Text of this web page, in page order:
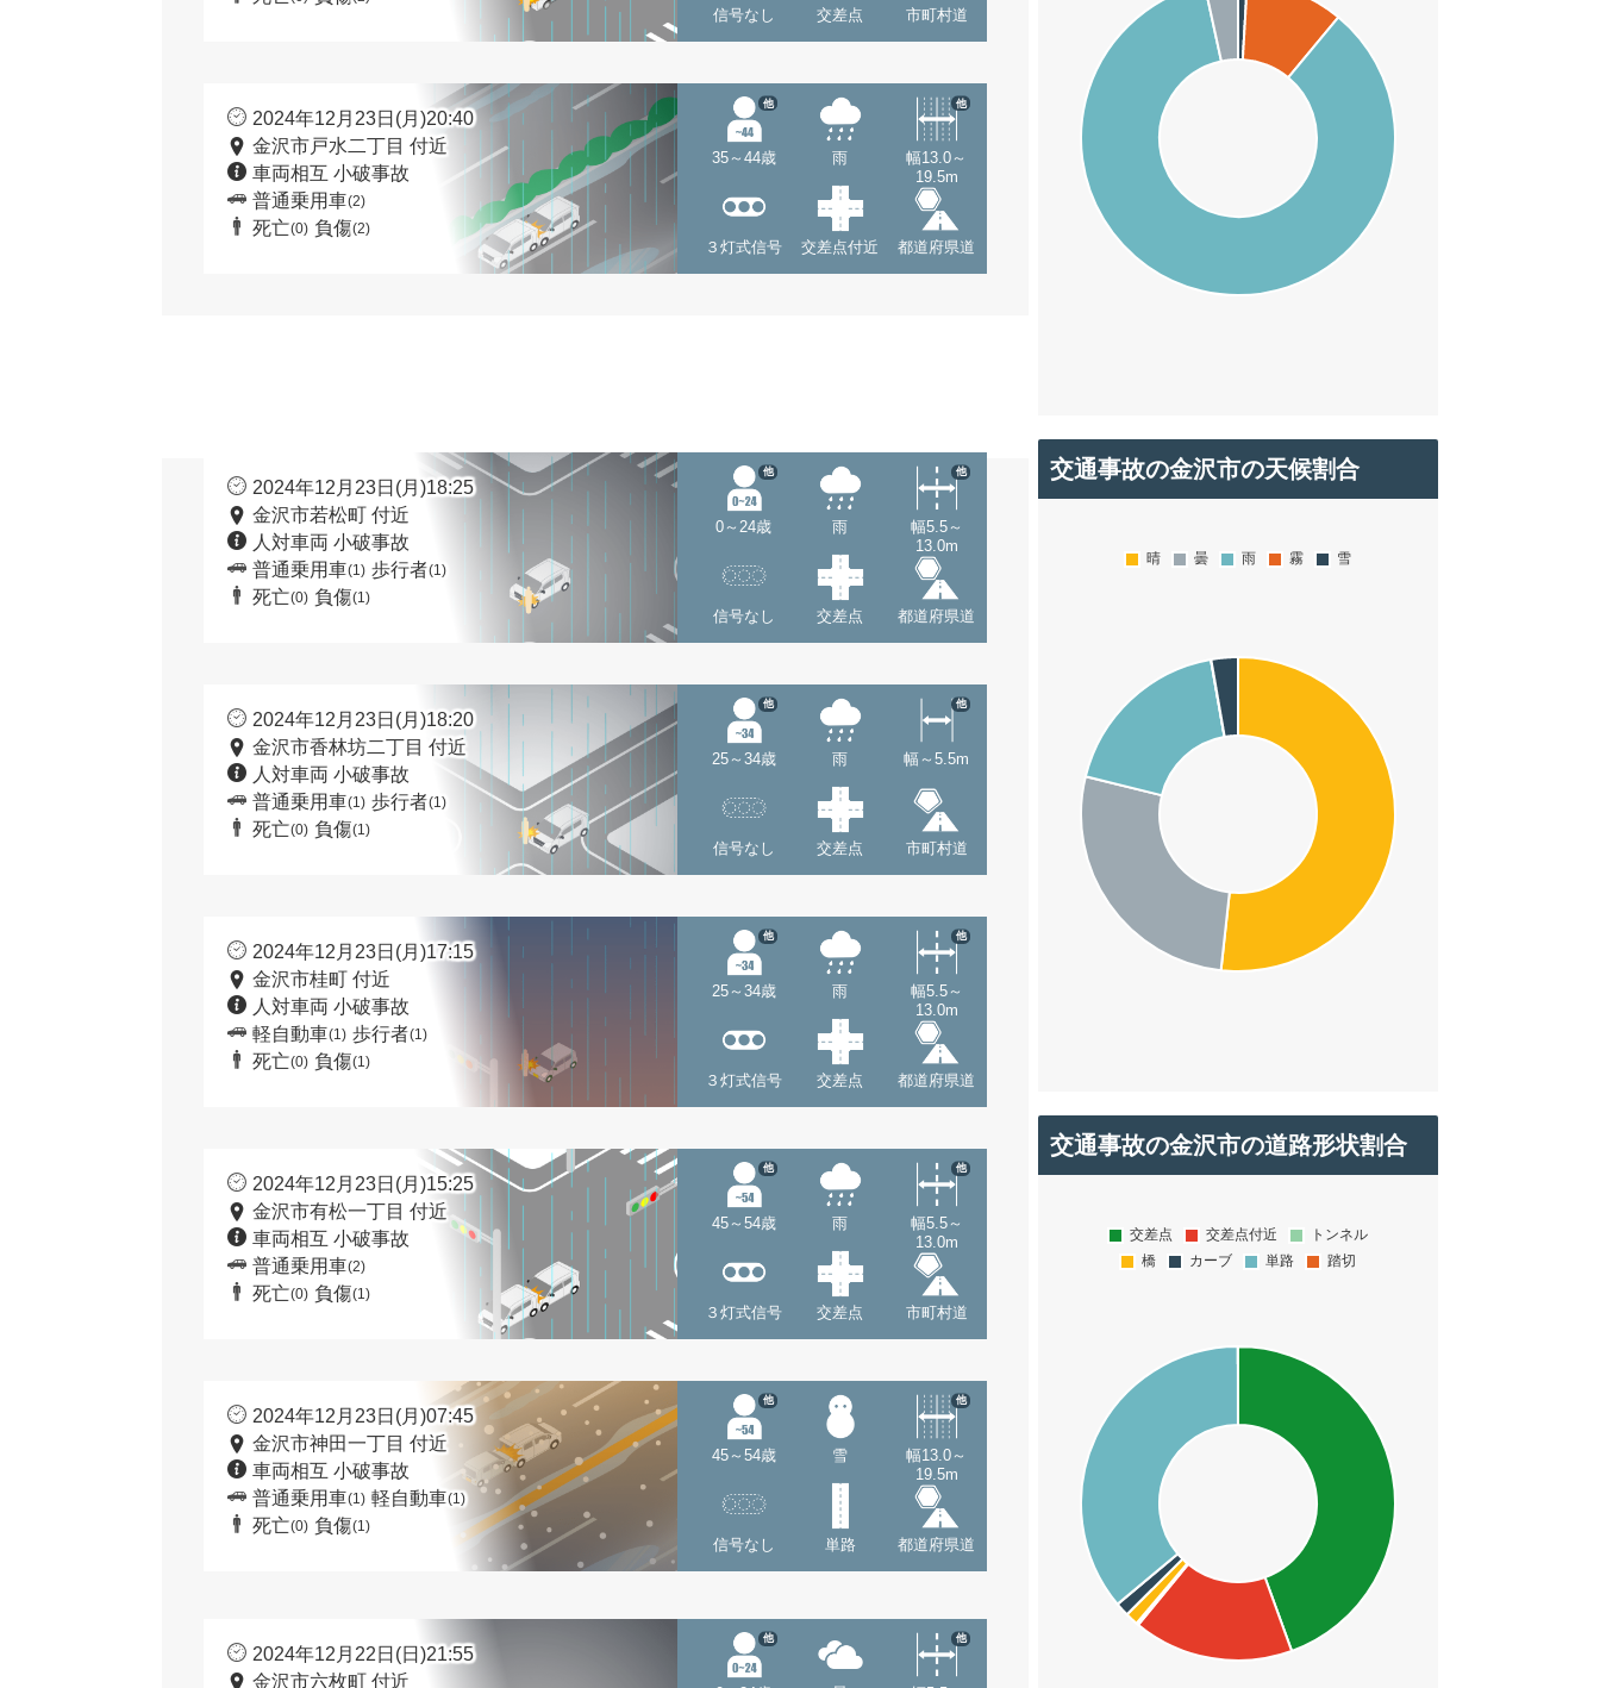
信号なし 交差点 市町村道
2024年12月23日(月)20:40
金沢市戸水二丁目 付近
車両相互 小破事故
普通乗用車(2)
死亡(0) 負傷(2)
35～44歳
他
雨
幅13.0～
19.5m
他
３灯式信号 交差点付近 都道府県道
2024年12月23日(月)18:25
金沢市若松町 付近
人対車両 小破事故
普通乗用車(1) 歩行者(1)
死亡(0) 負傷(1)
0～24歳
他
雨
幅5.5～
13.0m
他
信号なし 交差点 都道府県道
2024年12月23日(月)18:20
金沢市香林坊二丁目 付近
人対車両 小破事故
普通乗用車(1) 歩行者(1)
死亡(0) 負傷(1)
25～34歳
他
雨 幅～5.5m
他
信号なし 交差点 市町村道
2024年12月23日(月)17:15
金沢市桂町 付近
人対車両 小破事故
軽自動車(1) 歩行者(1)
死亡(0) 負傷(1)
25～34歳
他
雨
幅5.5～
13.0m
他
３灯式信号 交差点 都道府県道
2024年12月23日(月)15:25
金沢市有松一丁目 付近
車両相互 小破事故
普通乗用車(2)
死亡(0) 負傷(1)
45～54歳
他
雨
幅5.5～
13.0m
他
３灯式信号 交差点 市町村道
2024年12月23日(月)07:45
金沢市神田一丁目 付近
車両相互 小破事故
普通乗用車(1) 軽自動車(1)
死亡(0) 負傷(1)
45～54歳
他
雪
幅13.0～
19.5m
他
信号なし 単路 都道府県道
2024年12月22日(日)21:55
金沢市六枚町 付近
他 他
交通事故の金沢市の天候割合
交通事故の金沢市の道路形状割合